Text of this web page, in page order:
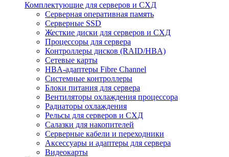
Комплектующие для серверов и СХД
Серверная оперативная память
Серверные SSD
Жесткие диски для серверов и СХД
Процессоры для сервера
Контроллеры дисков (RAID/HBA)
Сетевые карты
HBA-адаптеры Fibre Channel
Системные контроллеры
Блоки питания для сервера
Вентиляторы охлаждения процессора
Радиаторы охлаждения
Рельсы для серверов и СХД
Салазки для накопителей
Серверные кабели и переходники
Аксессуары и адаптеры для сервера
Видеокарты